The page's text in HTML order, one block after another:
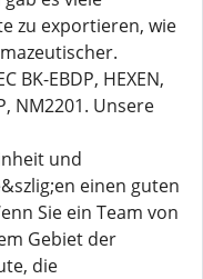
zu exportieren, wie
BK-EBDP, HEXEN,
NM2201. Unsere
und
einen guten
Sie ein Team von
Gebiet der
die